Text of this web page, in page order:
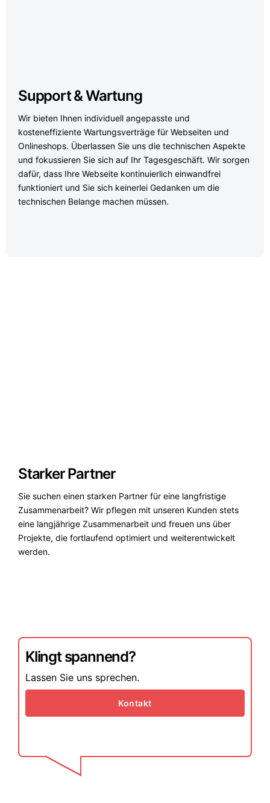
Support & Wartung
Wir bieten Ihnen individuell angepasste und
kosteneffiziente Wartungsverträge für Webseiten und
Onlineshops. Überlassen Sie uns die technischen Aspekte
und fokussieren Sie sich auf Ihr Tagesgeschäft. Wir sorgen
dafür, dass Ihre Webseite kontinuierlich einwandfrei
funktioniert und Sie sich keinerlei Gedanken um die
technischen Belange machen müssen.
Starker Partner
Sie suchen einen starken Partner für eine langfristige
Zusammenarbeit? Wir pflegen mit unseren Kunden stets
eine langjährige Zusammenarbeit und freuen uns über
Projekte, die fortlaufend optimiert und weiterentwickelt
werden.
Klingt spannend?
Lassen Sie uns sprechen.
Kontakt